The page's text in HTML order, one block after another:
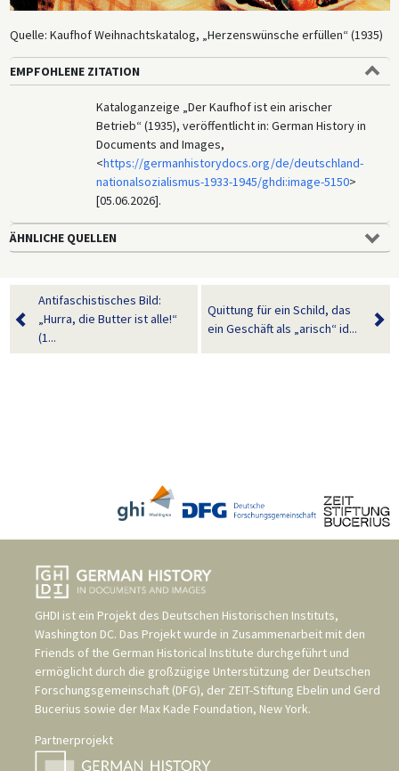
Quelle: Kaufhof Weihnachtskatalog, „Herzenswünsche erfüllen“ (1935)
EMPFOHLENE ZITATION
Kataloganzeige „Der Kaufhof ist ein arischer
Betrieb“ (1935), veröffentlicht in: German History in
Documents and Images,
<https://germanhistorydocs.org/de/deutschland-
nationalsozialismus-1933-1945/ghdi:image-5150>
[05.06.2026].
ÄHNLICHE QUELLEN
Antifaschistisches Bild:
„Hurra, die Butter ist alle!“
(1...
Quittung für ein Schild, das
ein Geschäft als „arisch“ id...
GHDI ist ein Projekt des Deutschen Historischen Instituts,
Washington DC. Das Projekt wurde in Zusammenarbeit mit den
Friends of the German Historical Institute durchgeführt und
ermöglicht durch die großzügige Unterstützung der Deutschen
Forschungsgemeinschaft (DFG), der ZEIT-Stiftung Ebelin und Gerd
Bucerius sowie der Max Kade Foundation, New York.
Partnerprojekt